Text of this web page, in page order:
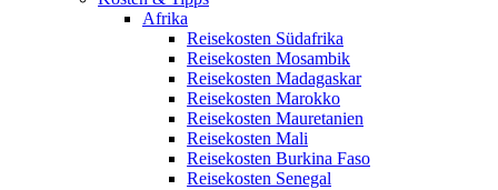
Afrika
Reisekosten Südafrika
Reisekosten Mosambik
Reisekosten Madagaskar
Reisekosten Marokko
Reisekosten Mauretanien
Reisekosten Mali
Reisekosten Burkina Faso
Reisekosten Senegal